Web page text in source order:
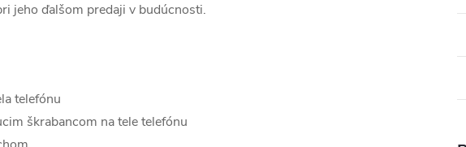
jeho ďalšom predaji v budúcnosti.
telefónu
škrabancom na tele telefónu